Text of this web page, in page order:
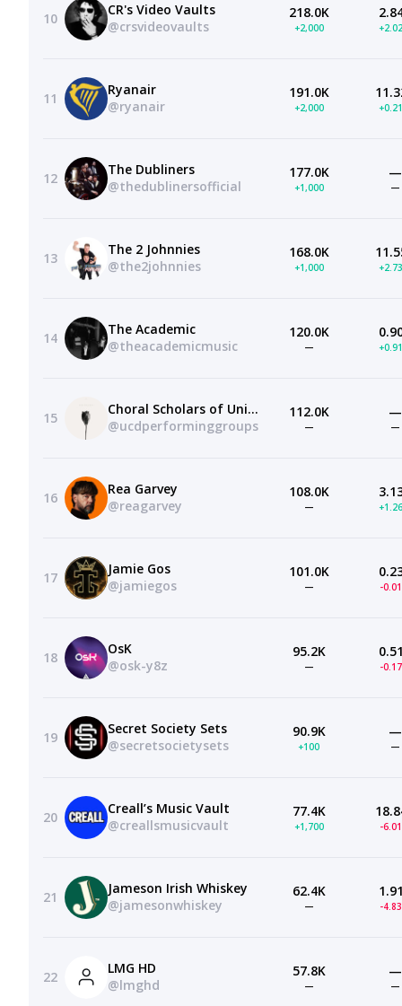
10
CR's Video Vaults
@crsvideovaults
218.0K
+2,000
11
Ryanair
@ryanair
191.0K
+2,000
12
The Dubliners
@thedublinersofficial
177.0K
+1,000
—
—
13
The 2 Johnnies
@the2johnnies
168.0K
+1,000
14
The Academic
@theacademicmusic
120.0K
—
15
Choral Scholars of University College Dublin
@ucdperforminggroups
112.0K
—
—
—
16
Rea Garvey
@reagarvey
108.0K
—
17
Jamie Gos
@jamiegos
101.0K
— -
18
OsK
@osk-y8z
95.2K
— -
19
Secret Society Sets
@secretsocietysets
90.9K
+100
—
—
20
Creall’s Music Vault
@creallsmusicvault
77.4K
+1,700 -
21
Jameson Irish Whiskey
@jamesonwhiskey
62.4K
— -
22
LMG HD
@lmghd
57.8K
—
—
—